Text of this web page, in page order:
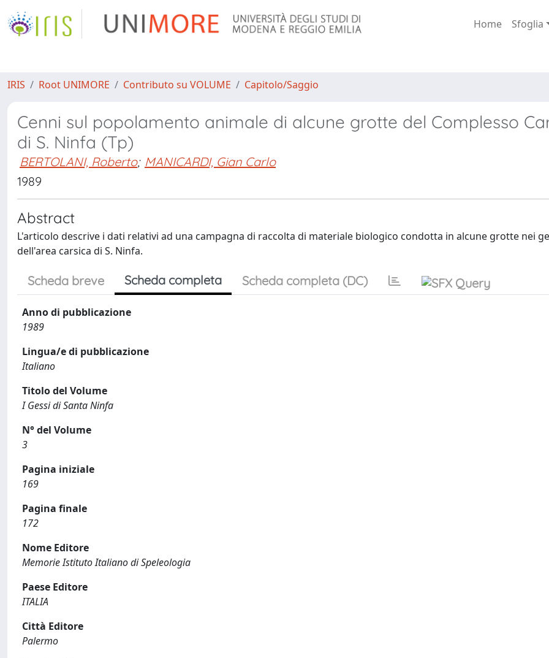
Home Sfoglia
IRIS Root UNIMORE Contributo su VOLUME Capitolo/Saggio
Cenni sul popolamento animale di alcune grotte del Complesso
di S. Ninfa (Tp)
BERTOLANI, Roberto; MANICARDI, Gian Carlo
1989
Abstract
L'articolo descrive i dati relativi ad una campagna di raccolta di materiale biologico condotta in alcune grotte nei
dell'area carsica di S. Ninfa.
Scheda breve Scheda completa Scheda completa (DC)
Anno di pubblicazione
1989
Lingua/e di pubblicazione
Italiano
Titolo del Volume
I Gessi di Santa Ninfa
N° del Volume
3
Pagina iniziale
169
Pagina finale
172
Nome Editore
Memorie Istituto Italiano di Speleologia
Paese Editore
ITALIA
Città Editore
Palermo